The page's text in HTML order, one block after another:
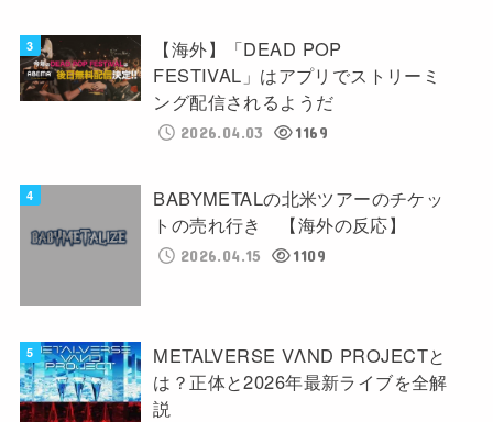
【海外】「DEAD POP
FESTIVAL」はアプリでストリーミ
ング配信されるようだ
2026.04.03 1169
BABYMETALの北米ツアーのチケッ
トの売れ行き 【海外の反応】
2026.04.15 1109
METALVERSE VΛND PROJECTと
は？正体と2026年最新ライブを全解
説